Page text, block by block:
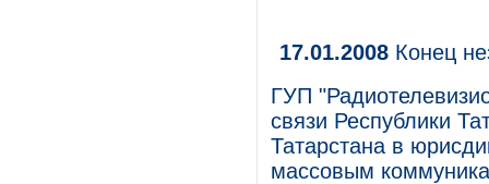
17.01.2008 Конец
ГУП
связи Республики
Татарстана в
массовым